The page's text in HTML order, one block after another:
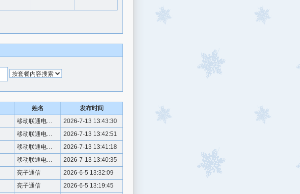
姓名
发布时间
2026-7-13 13:43:30
2026-7-13 13:42:51
2026-7-13 13:41:18
2026-7-13 13:40:35
亮子通信
2026-6-5 13:32:09
亮子通信
2026-6-5 13:19:45